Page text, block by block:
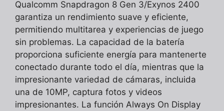
Qualcomm Snapdragon 8 Gen 3/Exynos 2400
garantiza un rendimiento suave y eficiente,
permitiendo multitarea y experiencias de juego
sin problemas. La capacidad de la batería
proporciona suficiente energía para mantenerte
conectado durante todo el día, mientras que la
impresionante variedad de cámaras, incluida
una de 10MP, captura fotos y videos
impresionantes. La función Always On Display